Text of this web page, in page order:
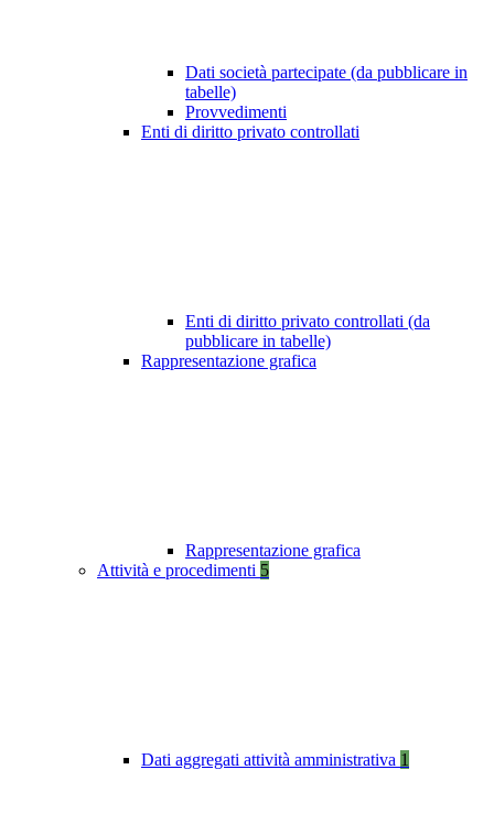
Dati società partecipate (da pubblicare in
tabelle)
Provvedimenti
Enti di diritto privato controllati
Enti di diritto privato controllati (da
pubblicare in tabelle)
Rappresentazione grafica
Rappresentazione grafica
Attività e procedimenti 5
Dati aggregati attività amministrativa 1